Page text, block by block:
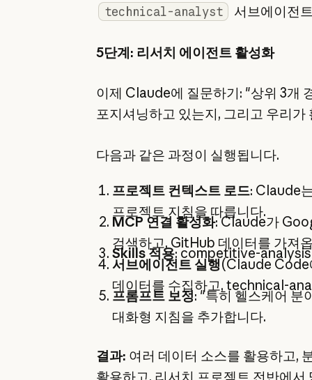
technical-analyst 서브에이전
5단계: 리서치 에이전트 활성화
이제 Claude에 질문하기: "상위 3개
포지셔닝하고 있는지, 그리고 우리
다음과 같은 과정이 실행됩니다.
프로젝트 컨텍스트 로드: Claude
프로젝트 지침을 따릅니다.
MCP 연결 활성화: Claude가
검색하고, GitHub 데이터를 가져
Skills 적용: competitive-analysis
서브에이전트 실행(Claude Code
데이터를 수집하고, technical-
프롬프트 보정: "특히 헬스케어 분
대화형 지침을 추가합니다.
결과: 여러 데이터 소스를 활용하고,
활용하고, 리서치 프로젝트 전반에